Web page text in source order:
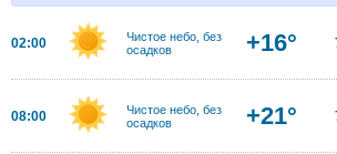
02:00
Чистое небо, без
осадков
+16°
08:00
Чистое небо, без
осадков
+21°